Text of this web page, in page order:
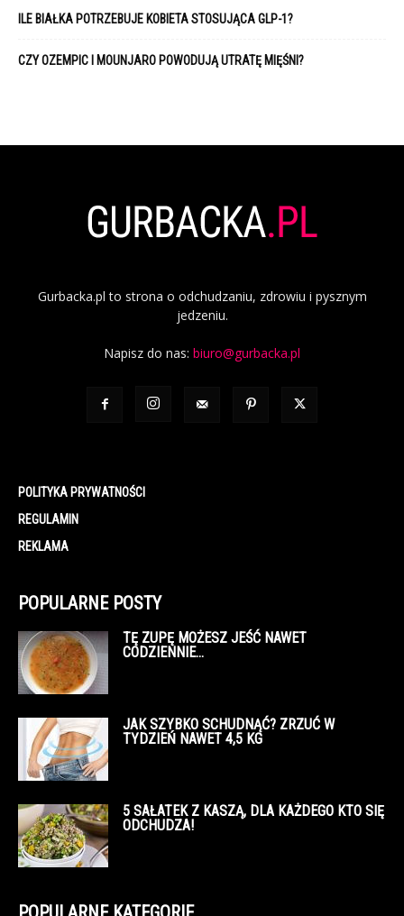
ILE BIAŁKA POTRZEBUJE KOBIETA STOSUJĄCA GLP-1?
CZY OZEMPIC I MOUNJARO POWODUJĄ UTRATĘ MIĘŚNI?
Gurbacka.pl to strona o odchudzaniu, zdrowiu i pysznym
jedzeniu.
Napisz do nas: biuro@gurbacka.pl
POLITYKA PRYWATNOŚCI
REGULAMIN
REKLAMA
POPULARNE POSTY
TĘ ZUPĘ MOŻESZ JEŚĆ NAWET
CODZIENNIE…
JAK SZYBKO SCHUDNĄĆ? ZRZUĆ W
TYDZIEŃ NAWET 4,5 KG
5 SAŁATEK Z KASZĄ, DLA KAŻDEGO KTO SIĘ
ODCHUDZA!